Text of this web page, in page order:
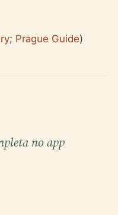
; Prague Guide)
no app